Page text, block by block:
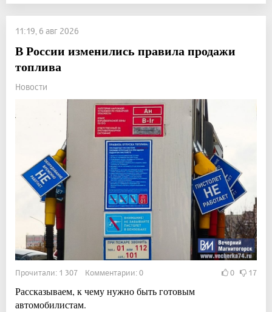
11:19, 6 авг 2026
В России изменились правила продажи
топлива
Новости
Прочитали: 1 307 Комментарии: 0 0 17
Рассказываем, к чему нужно быть готовым
автомобилистам.